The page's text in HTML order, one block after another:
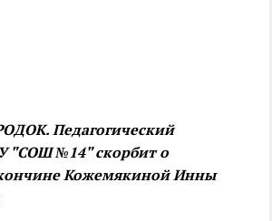
Педагогический
"СОШ №14" скорбит о
Кожемякиной Инны